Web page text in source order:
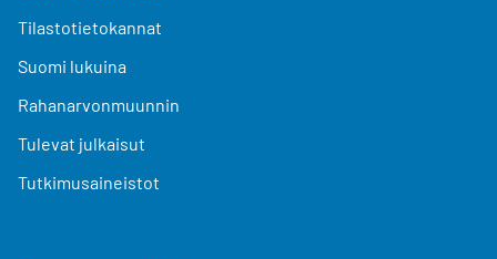
Tilastotietokannat
Suomi lukuina
Rahanarvonmuunnin
Tulevat julkaisut
Tutkimusaineistot